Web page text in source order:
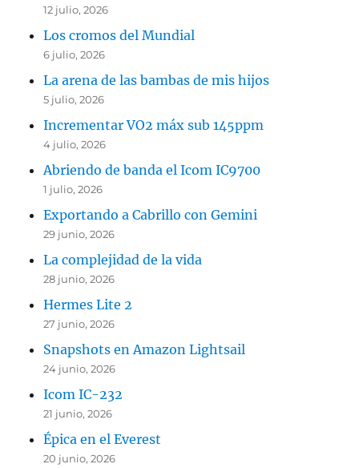
12 julio, 2026
Los cromos del Mundial
6 julio, 2026
La arena de las bambas de mis hijos
5 julio, 2026
Incrementar VO2 máx sub 145ppm
4 julio, 2026
Abriendo de banda el Icom IC9700
1 julio, 2026
Exportando a Cabrillo con Gemini
29 junio, 2026
La complejidad de la vida
28 junio, 2026
Hermes Lite 2
27 junio, 2026
Snapshots en Amazon Lightsail
24 junio, 2026
Icom IC-232
21 junio, 2026
Épica en el Everest
20 junio, 2026